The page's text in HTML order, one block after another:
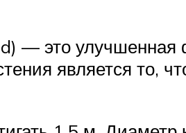
— это
является то,